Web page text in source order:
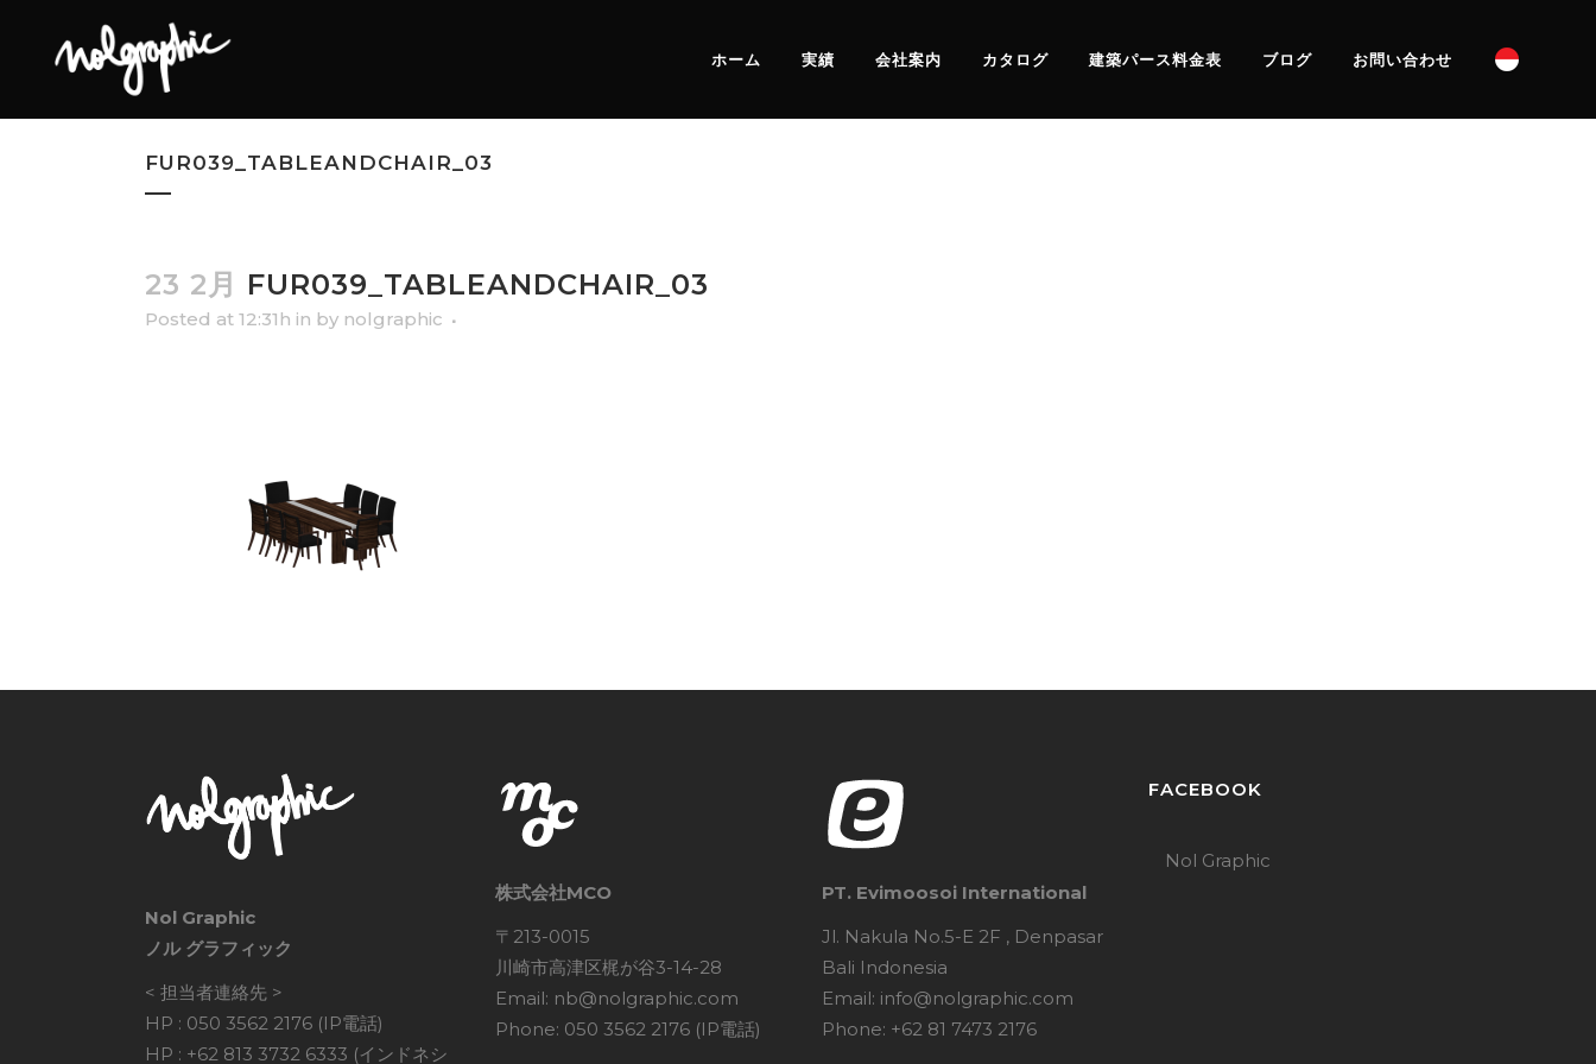
ホーム 実績 会社案内 カタログ 建築パース料金表 ブログ お問い合わせ
FUR039_TABLEANDCHAIR_03
23 2月 FUR039_TABLEANDCHAIR_03
Posted at 12:31h in by nolgraphic
Nol Graphic
ノル グラフィック
< 担当者連絡先 >
HP : 050 3562 2176 (IP電話)
HP : +62 813 3732 6333 (インドネシ
株式会社MCO
〒213-0015
川崎市高津区梶が谷3-14-28
Email: nb@nolgraphic.com
Phone: 050 3562 2176 (IP電話)
PT. Evimoosoi International
Jl. Nakula No.5-E 2F , Denpasar
Bali Indonesia
Email: info@nolgraphic.com
Phone: +62 81 7473 2176
FACEBOOK
Nol Graphic